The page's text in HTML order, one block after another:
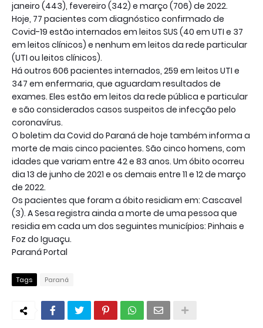
janeiro (443), fevereiro (342) e março (706) de 2022.
Hoje, 77 pacientes com diagnóstico confirmado de
Covid-19 estão internados em leitos SUS (40 em UTI e 37
em leitos clínicos) e nenhum em leitos da rede particular
(UTI ou leitos clínicos).
Há outros 606 pacientes internados, 259 em leitos UTI e
347 em enfermaria, que aguardam resultados de
exames. Eles estão em leitos da rede pública e particular
e são considerados casos suspeitos de infecção pelo
coronavírus.
O boletim da Covid do Paraná de hoje também informa a
morte de mais cinco pacientes. São cinco homens, com
idades que variam entre 42 e 83 anos. Um óbito ocorreu
dia 13 de junho de 2021 e os demais entre 11 e 12 de março
de 2022.
Os pacientes que foram a óbito residiam em: Cascavel
(3). A Sesa registra ainda a morte de uma pessoa que
residia em cada um dos seguintes municípios: Pinhais e
Foz do Iguaçu.
Paraná Portal
Tags Paraná